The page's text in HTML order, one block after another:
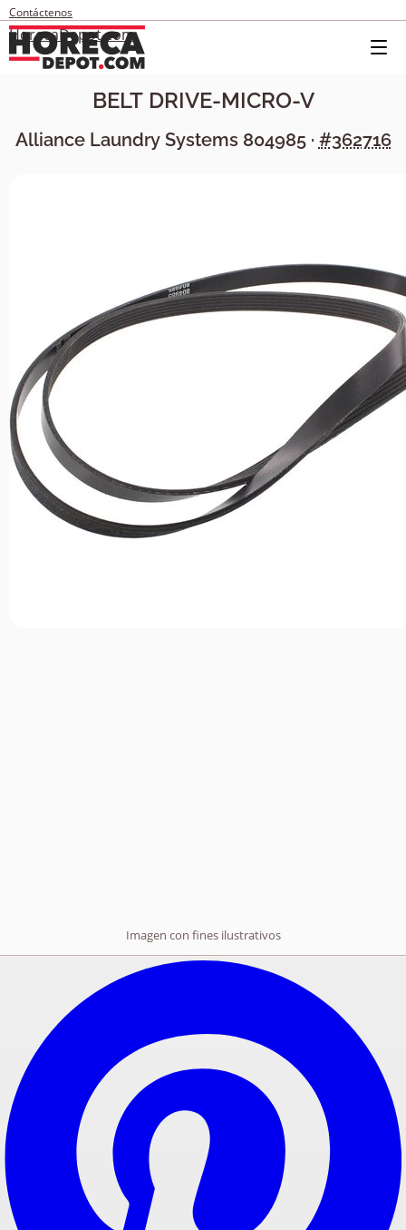
Contáctenos
HorecaDepot.com
BELT DRIVE-MICRO-V
Alliance Laundry Systems 804985· #362716
Imagen con fines ilustrativos